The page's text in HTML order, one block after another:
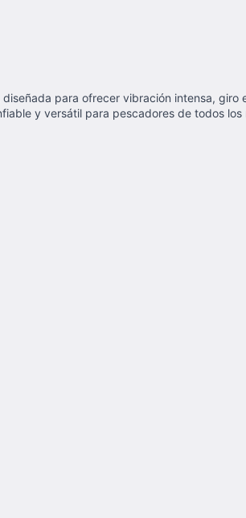
para ofrecer vibración intensa,
y versátil para pescadores de todos los